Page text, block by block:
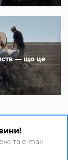
— що це
та e-mail